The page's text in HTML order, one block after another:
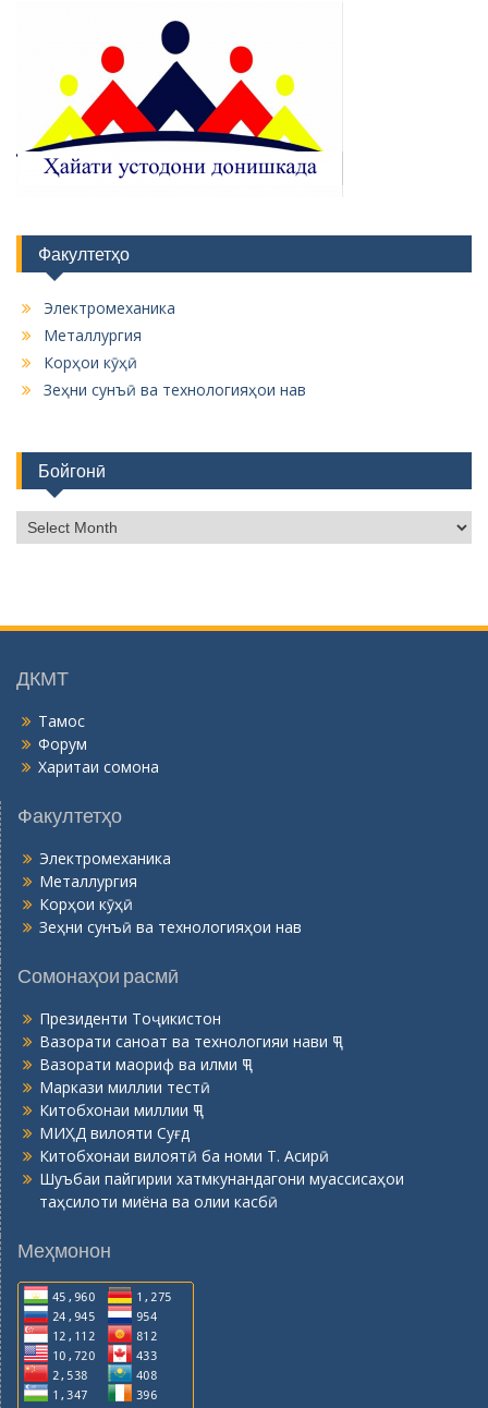
Факултетҳо
Электромеханика
Металлургия
Корҳои кӯҳӣ
Зеҳни сунъӣ ва технологияҳои нав
Бойгонӣ
о
н
ДКМТ
Тамос
Форум
Харитаи сомона
Факултетҳо
Электромеханика
Металлургия
Корҳои кӯҳӣ
Зеҳни сунъӣ ва технологияҳои нав
Сомонаҳои расмӣ
Президенти Тоҷикистон
Вазорати саноат ва технологияи нави ҶТ
Вазорати маориф ва илми ҶТ
Маркази миллии тестӣ
Китобхонаи миллии ҶТ
МИҲД вилояти Суғд
Китобхонаи вилоятӣ ба номи Т. Асирӣ
Шуъбаи пайгирии хатмкунандагони муассисаҳои
таҳсилоти миёна ва олии касбӣ
Меҳмонон